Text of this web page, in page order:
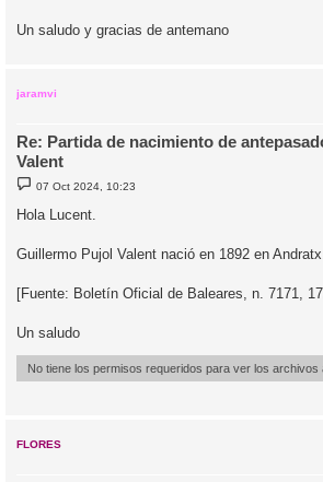
Un saludo y gracias de antemano
jaramvi
Re: Partida de nacimiento de
Valent
M
e
n
s
e
07 Oct 2024, 10:23
Hola Lucent.
Guillermo Pujol Valent nació en 1892 en
[Fuente: Boletín Oficial de Baleares, n. 7171,
Un saludo
No tiene los permisos requeridos para ver los archivos
FLORES